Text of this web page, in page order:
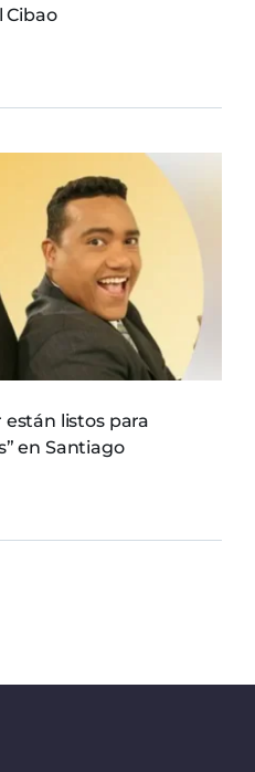
Cibao
están listos para
en Santiago